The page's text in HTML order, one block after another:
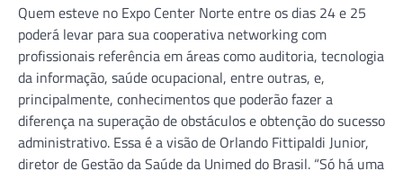
Quem esteve no Expo Center Norte entre os dias 24 e 25
poderá levar para sua cooperativa networking com
profissionais referência em áreas como auditoria, tecnologia
da informação, saúde ocupacional, entre outras, e,
principalmente, conhecimentos que poderão fazer a
diferença na superação de obstáculos e obtenção do sucesso
administrativo. Essa é a visão de Orlando Fittipaldi Junior,
diretor de Gestão da Saúde da Unimed do Brasil. “Só há uma